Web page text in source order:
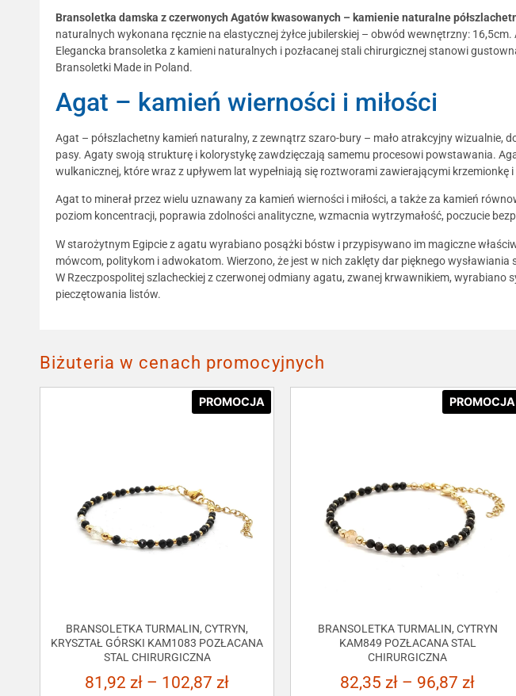
Bransoletka damska z czerwonych Agatów kwasowanych – kamienie naturalne
naturalnych wykonana ręcznie na elastycznej żyłce jubilerskiej – obwód wewnętrzny:
Elegancka bransoletka z kamieni naturalnych i pozłacanej stali chirurgicznej stanowi
Bransoletki Made in Poland.
Agat – kamień wierności i miłości
Agat – półszlachetny kamień naturalny, z zewnątrz szaro-bury – mało atrakcyjny
pasy. Agaty swoją strukturę i kolorystykę zawdzięczają samemu procesowi powstawania.
wulkanicznej, które wraz z upływem lat wypełniają się roztworami zawierającymi krzemionkę
Agat to minerał przez wielu uznawany za kamień wierności i miłości, a także za kamień
poziom koncentracji, poprawia zdolności analityczne, wzmacnia wytrzymałość, poczucie
W starożytnym Egipcie z agatu wyrabiano posążki bóstw i przypisywano im magiczne
mówcom, politykom i adwokatom. Wierzono, że jest w nich zaklęty dar pięknego wysławiania
W Rzeczpospolitej szlacheckiej z czerwonej odmiany agatu, zwanej krwawnikiem,
pieczętowania listów.
Biżuteria w cenach promocyjnych
PROMOCJA
BRANSOLETKA TURMALIN, CYTRYN,
KRYSZTAŁ GÓRSKI KAM1083 POZŁACANA
STAL CHIRURGICZNA
81,92 zł – 102,87 zł
PROMOCJA
BRANSOLETKA TURMALIN, CYTRYN
KAM849 POZŁACANA STAL
CHIRURGICZNA
82,35 zł – 96,87 zł